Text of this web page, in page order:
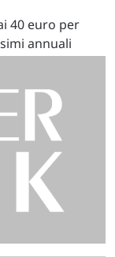
40 euro per
annuali